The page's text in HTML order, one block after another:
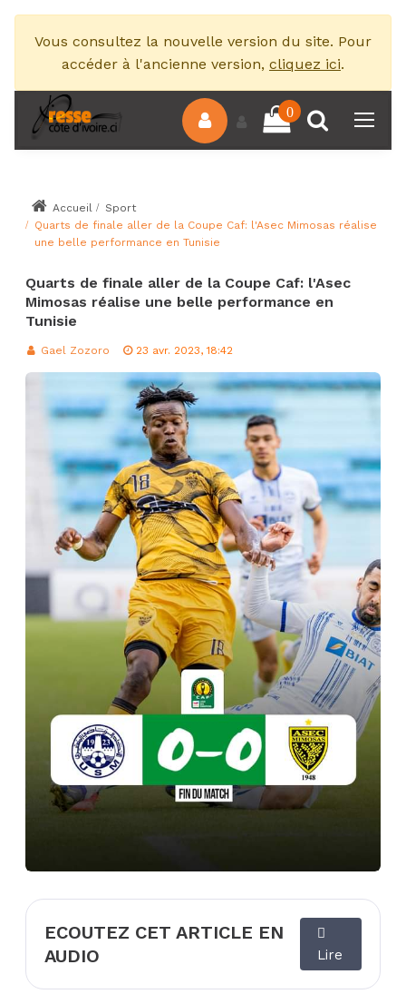
Vous consultez la nouvelle version du site. Pour
accéder à l'ancienne version, cliquez ici.
0
Accueil
Sport
Quarts de finale aller de la Coupe Caf: l'Asec Mimosas réalise
une belle performance en Tunisie
Quarts de finale aller de la Coupe Caf: l'Asec
Mimosas réalise une belle performance en
Tunisie
Gael Zozoro 23 avr. 2023, 18:42
ECOUTEZ CET ARTICLE EN
AUDIO
Lire